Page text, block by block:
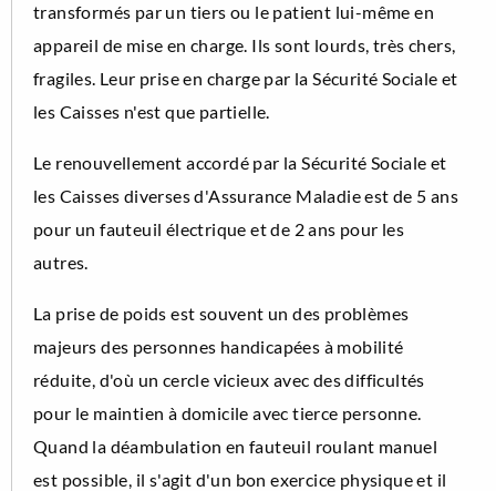
transformés par un tiers ou le patient lui-même en
appareil de mise en charge. Ils sont lourds, très chers,
fragiles. Leur prise en charge par la Sécurité Sociale et
les Caisses n'est que partielle.
Le renouvellement accordé par la Sécurité Sociale et
les Caisses diverses d'Assurance Maladie est de 5 ans
pour un fauteuil électrique et de 2 ans pour les
autres.
La prise de poids est souvent un des problèmes
majeurs des personnes handicapées à mobilité
réduite, d'où un cercle vicieux avec des difficultés
pour le maintien à domicile avec tierce personne.
Quand la déambulation en fauteuil roulant manuel
est possible, il s'agit d'un bon exercice physique et il